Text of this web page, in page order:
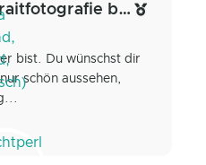
Mensch-Tier Portraitfotografie by Anna (Hund, Pferd, Mensch)
bist. Du wünschst dir
schön aussehen,